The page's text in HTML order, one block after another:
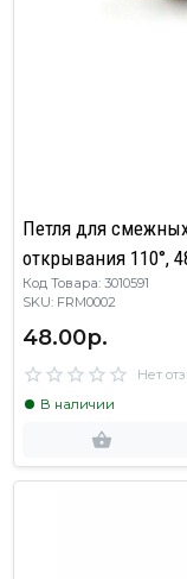
Петля для смежных дверей
открывания 110°,
Код Товара: 3010591
SKU: FRM0002
48.00р.
Нет
В наличии